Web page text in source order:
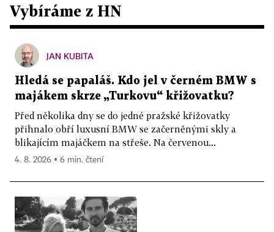
Vybíráme z HN
JAN KUBITA
Hledá se papaláš. Kdo jel v černém BMW s
majákem skrze „Turkovu“ křižovatku?
Před několika dny se do jedné pražské křižovatky
přihnalo obří luxusní BMW se začerněnými skly a
blikajícím majáčkem na střeše. Na červenou...
4. 8. 2026 ▪ 6 min. čtení